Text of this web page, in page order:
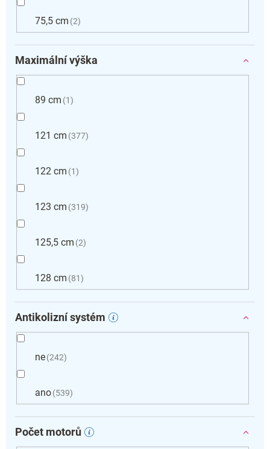
75,5 cm 2
Maximální výška
89 cm 1
121 cm 377
122 cm 1
123 cm 319
125,5 cm 2
128 cm 81
Antikolizní systém
ne 242
ano 539
Počet motorů